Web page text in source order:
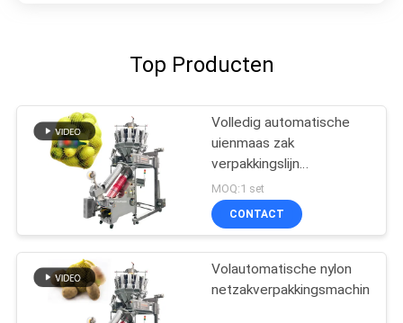
Top Producten
Volledig automatische
uienmaas zak
verpakkingslijn
knoflookmaas zak
knippen machine
MOQ:1 set
CONTACT
Volautomatische nylon
netzakverpakkingsmachine